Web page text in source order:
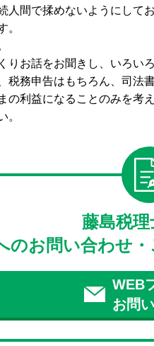
人間で揉めないようにして
。
お話をお聞きし、いろい
務申告はもちろん、司法
の利益になることのみを考
。
藤島税
のお問い合わせ
WEB
お問